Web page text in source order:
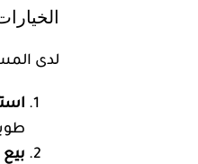
لدى